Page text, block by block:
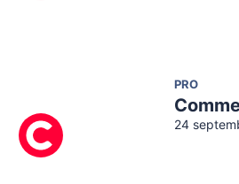
PRO
24